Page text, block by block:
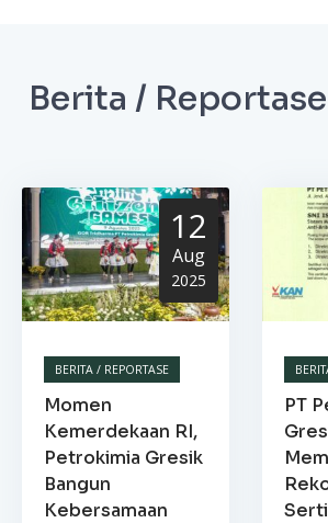
Berita /
12
Aug
2025
BERITA / REPORTASE
Momen
Kemerdekaan RI,
Petrokimia Gresik
Bangun
Kebersamaan
PT